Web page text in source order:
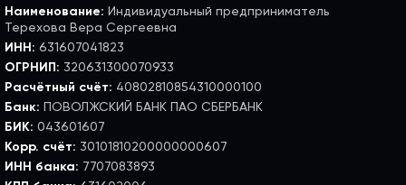
Наименование: Индивидуальный предприниматель
Терехова Вера Сергеевна
ИНН: 631607041823
ОГРНИП: 320631300070933
Расчётный счёт: 40802810854310000100
Банк: ПОВОЛЖСКИЙ БАНК ПАО СБЕРБАНК
БИК: 043601607
Корр. счёт: 30101810200000000607
ИНН банка: 7707083893